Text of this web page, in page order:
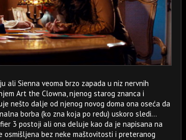
ali Sienna veoma brzo zapada u niz nervnih
Art the Clowna, njenog starog znanca i
nešto dalje od njenog novog doma ona oseća da
borba (ko zna koja po redu) uskoro sledi...
3 postoji ali ona deluje kao da je napisana na
osmišljena bez neke maštovitosti i preteranog